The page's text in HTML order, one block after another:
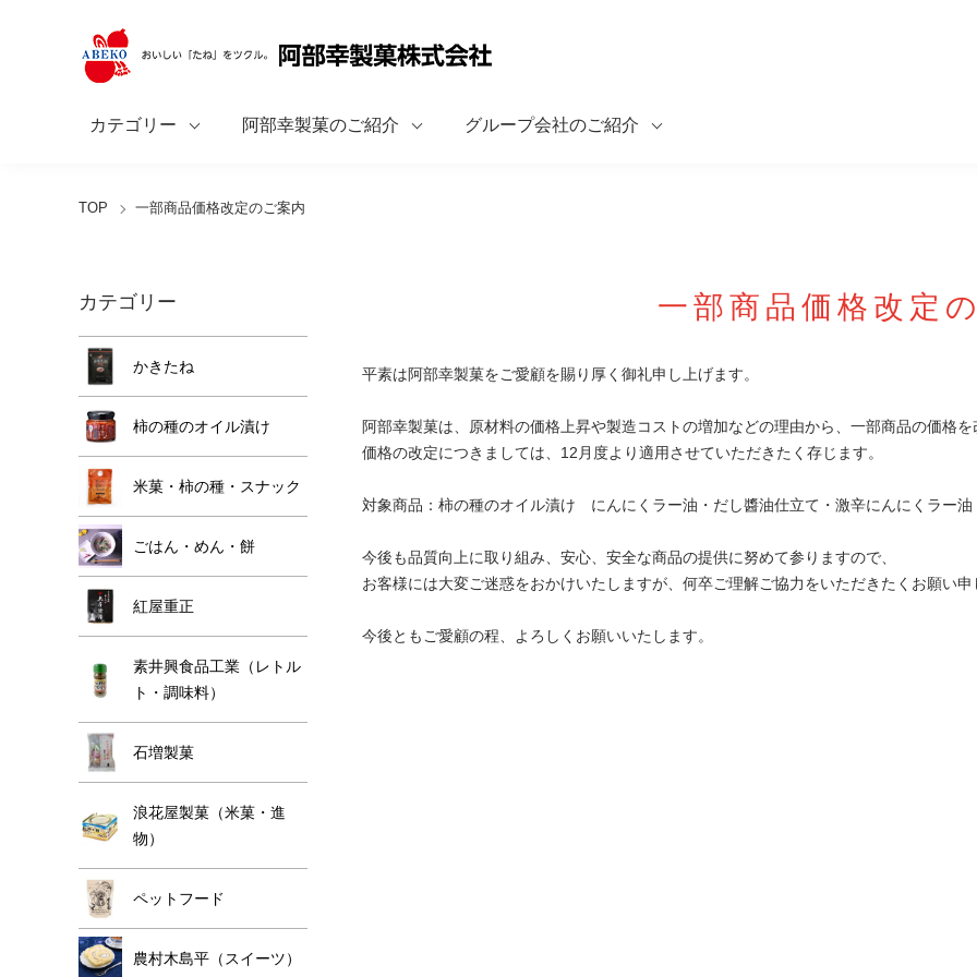
カテゴリー 阿部幸製菓のご紹介 グループ会社のご紹介
TOP 一部商品価格改定のご案内
一部商品価格改定
平素は阿部幸製菓をご愛顧を賜り厚く御礼申し上げます。
阿部幸製菓は、原材料の価格上昇や製造コストの増加などの理由から、一部商品の価格を
価格の改定につきましては、12月度より適用させていただきたく存じます。
対象商品：柿の種のオイル漬け にんにくラー油・だし醬油仕立て・激辛にんにくラー油
今後も品質向上に取り組み、安心、安全な商品の提供に努めて参りますので、
お客様には大変ご迷惑をおかけいたしますが、何卒ご理解ご協力をいただきたくお願い申
今後ともご愛顧の程、よろしくお願いいたします。
カテゴリー
かきたね
柿の種のオイル漬け
米菓・柿の種・スナック
ごはん・めん・餅
紅屋重正
素井興食品工業（レトル
ト・調味料）
石増製菓
浪花屋製菓（米菓・進
物）
ペットフード
農村木島平（スイーツ）